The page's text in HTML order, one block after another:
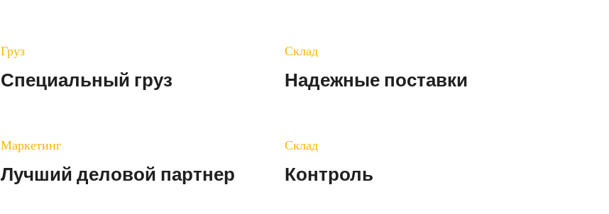
Груз
Специальный груз
Склад
Надежные поставки
Маркетинг
Лучший деловой партнер
Склад
Контроль